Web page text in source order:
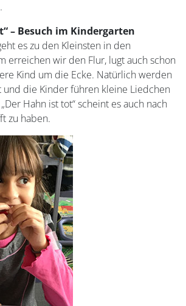
– Besuch im Kindergarten
es zu den Kleinsten in den
erreichen wir den Flur, lugt auch schon
Kind um die Ecke. Natürlich werden
die Kinder führen kleine Liedchen
Hahn ist tot“ scheint es auch nach
zu haben.